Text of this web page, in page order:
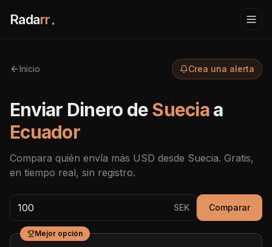
Radarr.
Inicio Crea una alerta
Enviar Dinero deSueciaa
Ecuador
Compara quién envía más USD desde Suecia. Gratis,
en tiempo real, sin registro.
SEK Comparar
Mejor opción